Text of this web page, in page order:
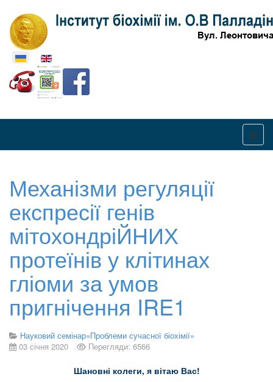
Оберіть свою мову
Механізми регуляції
експресії генів
мітохондріЙНИХ
протеїнів у клітинах
гліоми за умов
пригнічення IRE1
Науковий семінар«Проблеми сучасної біохімії»
03 січня 2020
Перегляди: 6566
Шановні колеги, я вітаю Вас!